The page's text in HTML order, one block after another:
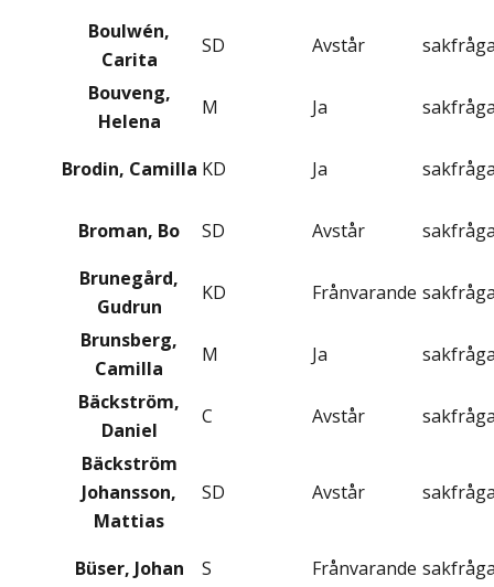
Boulwén,
Carita
SD Avstår
Bouveng,
Helena
M Ja
Brodin, Camilla KD Ja
Broman, Bo SD Avstår
Brunegård,
Gudrun
KD Frånvarande
Brunsberg,
Camilla
M Ja
Bäckström,
Daniel
C Avstår
Bäckström
Johansson,
Mattias
SD Avstår
Büser, Johan S Frånvarande